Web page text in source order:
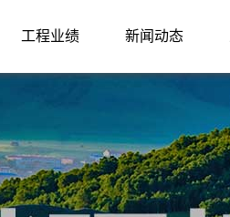
工程业绩 新闻动态